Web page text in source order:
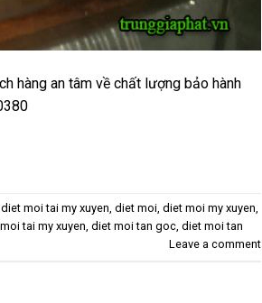
hàng an tâm về chất lượng bảo hành
moi tai my xuyen, diet moi, diet moi my xuyen,
tai my xuyen, diet moi tan goc, diet moi tan
Leave a comment